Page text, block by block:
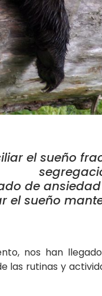
el sueño
de
el sueño
nos han
las rutinas y